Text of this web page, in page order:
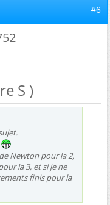
#6
S )
Newton pour la 2,
la 3, et si je ne
finis pour la